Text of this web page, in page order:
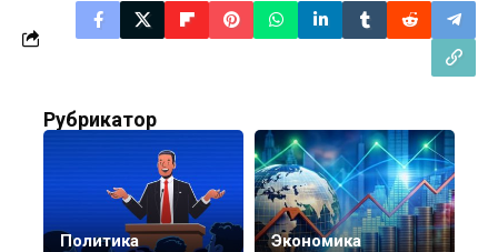
Рубрикатор
Политика Экономика